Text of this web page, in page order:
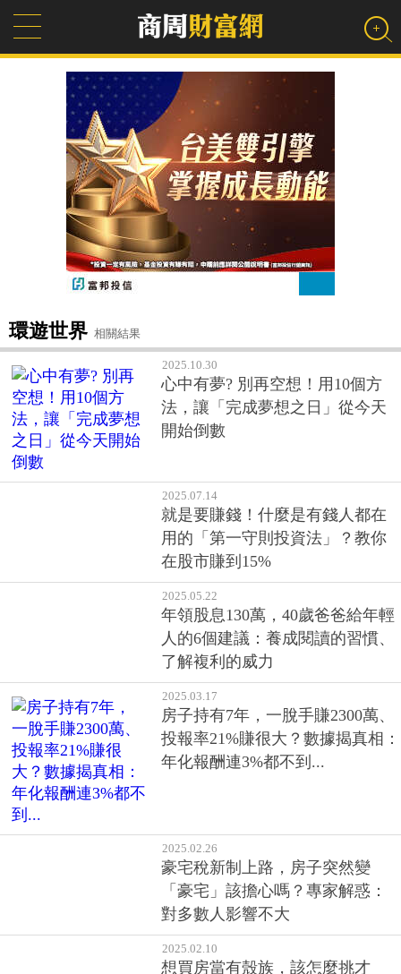
環遊世界 相關結果
2025.10.30
心中有夢? 別再空想！用10個方
法，讓「完成夢想之日」從今天
開始倒數
就是要賺錢！什麼是有錢人都在
用的「第一守則投資法」？教你
在股市賺到15%
2025.05.22
年領股息130萬，40歲爸爸給年輕
人的6個建議：養成閱讀的習慣、
了解複利的威力
2025.03.17
房子持有7年，一脫手賺2300萬、
投報率21%賺很大？數據揭真相：
年化報酬連3%都不到...
2025.02.26
對多數人影響不大
2025.02.10
想買房當有殼族，該怎麼挑才
好？想自住又賺增值，買「投資
型房屋」適合嗎？
2025.01.27